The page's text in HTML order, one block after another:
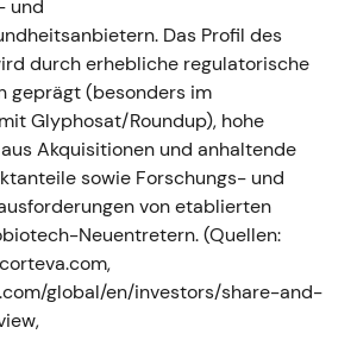
2023 lag unter dem Vorjahr, das
brach deutlich ein. Im
Konzernumsatz auf 47,637
vor Sonderposten auf 11,706
,[44]- Die Marktstimmung
Stärke von 2022 wurde
eingestuft; Investoren
auf Margenstabilität,
und konkrete
des Managements.
Abwärtstrend mit
und erhöhter
und
Das Profil des
durch erhebliche regulatorische
geprägt (besonders im
Glyphosat/Roundup), hohe
Akquisitionen und anhaltende
sowie Forschungs- und
von etablierten
Neuentretern. (Quellen:
global/en/investors/share-and-